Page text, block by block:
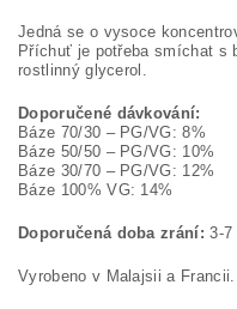
Jedná se o vysoce
Příchuť je potřeba smíchat s
rostlinný glycerol.
Doporučené dávkování:
Báze 70/30 – PG/VG: 8%
Báze 50/50 – PG/VG: 10%
Báze 30/70 – PG/VG: 12%
Báze 100% VG: 14%
Doporučená doba zrání: 3-7
Vyrobeno v Malajsii a Francii.